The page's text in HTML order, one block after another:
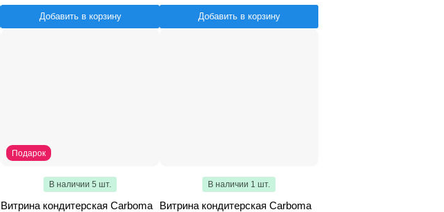
Добавить в корзину Добавить в корзину
Подарок
В наличии 5 шт.
Витрина кондитерская Carboma
В наличии 1 шт.
Витрина кондитерская Carboma